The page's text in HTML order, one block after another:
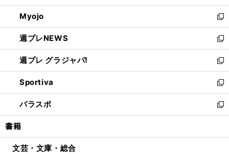
開
く
ウ
で
開
く
ン
ド
ウ
で
開
く
ウ
ィ
ン
ド
ウ
で
開
く
Myojo
新
し
い
ウ
ィ
ン
ド
ウ
で
開
週プレNEWS
新
し
い
ウ
ィ
ン
ド
ウ
開
週プレ グラジャパ!
新
し
い
ウ
ィ
ン
ウ
Sportiva
新
し
い
ウ
ン
パラスポ
新
し
ウ
書籍
文芸・文庫・総合